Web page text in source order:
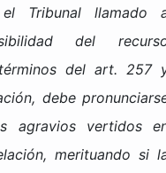
Tribunal llamado
del
del art. 257
debe
agravios vertidos
merituando si